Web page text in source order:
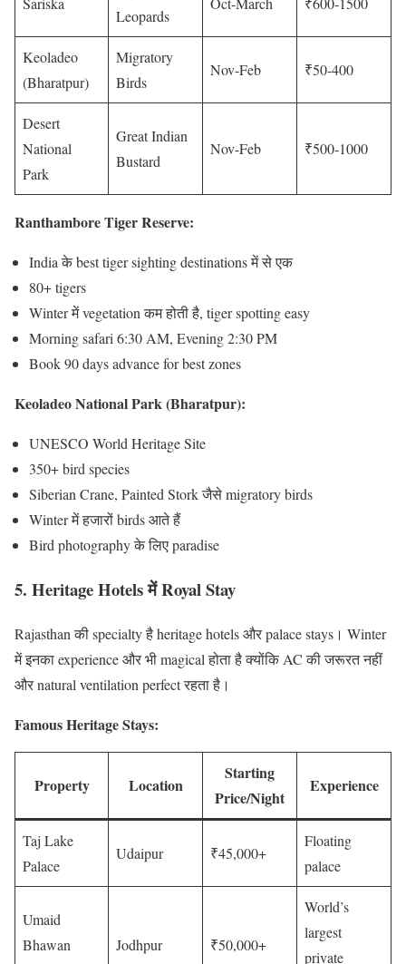
Leopards
Keoladeo
(Bharatpur)
Migratory
Birds
Nov-Feb ₹50-400
Desert
National
Park
Great Indian
Bustard
Nov-Feb ₹500-1000
Ranthambore Tiger Reserve:
India के best tiger sighting destinations में से एक
80+ tigers
Winter में vegetation कम होती है, tiger spotting easy
Morning safari 6:30 AM, Evening 2:30 PM
Book 90 days advance for best zones
Keoladeo National Park (Bharatpur):
UNESCO World Heritage Site
350+ bird species
Siberian Crane, Painted Stork जैसे migratory birds
Winter में हजारों birds आते हैं
Bird photography के लिए paradise
5. Heritage Hotels में Royal Stay
Rajasthan की specialty है heritage hotels और palace stays। Winter
में इनका experience और भी magical होता है क्योंकि AC की जरूरत नहीं
और natural ventilation perfect रहता है।
Famous Heritage Stays:
Property Location
Starting
Price/Night
Experience
Taj Lake
Palace
Udaipur ₹45,000+
Floating
palace
Umaid
Bhawan
Jodhpur ₹50,000+
World’s
largest
private